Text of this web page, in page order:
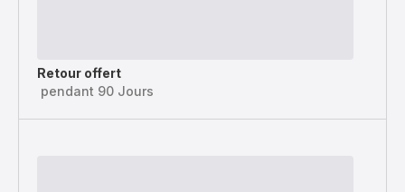
Retour offert
pendant 90 Jours